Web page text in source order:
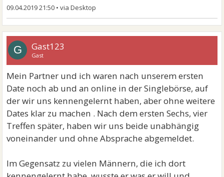
09.04.2019 21:50 •
G Gast123
Gast
Mein Partner und ich waren nach unserem ersten
Date noch ab und an online in der Singlebörse, auf
der wir uns kennengelernt haben, aber ohne weitere
Dates klar zu machen . Nach dem ersten Sechs, vier
Treffen später, haben wir uns beide unabhängig
voneinander und ohne Absprache abgemeldet.
Im Gegensatz zu vielen Männern, die ich dort